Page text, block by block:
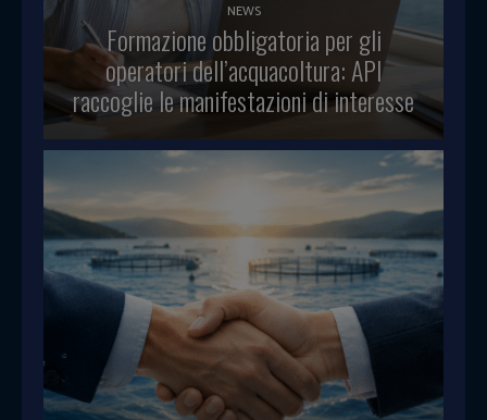
NEWS
Formazione obbligatoria per gli
operatori dell’acquacoltura: API
raccoglie le manifestazioni di interesse